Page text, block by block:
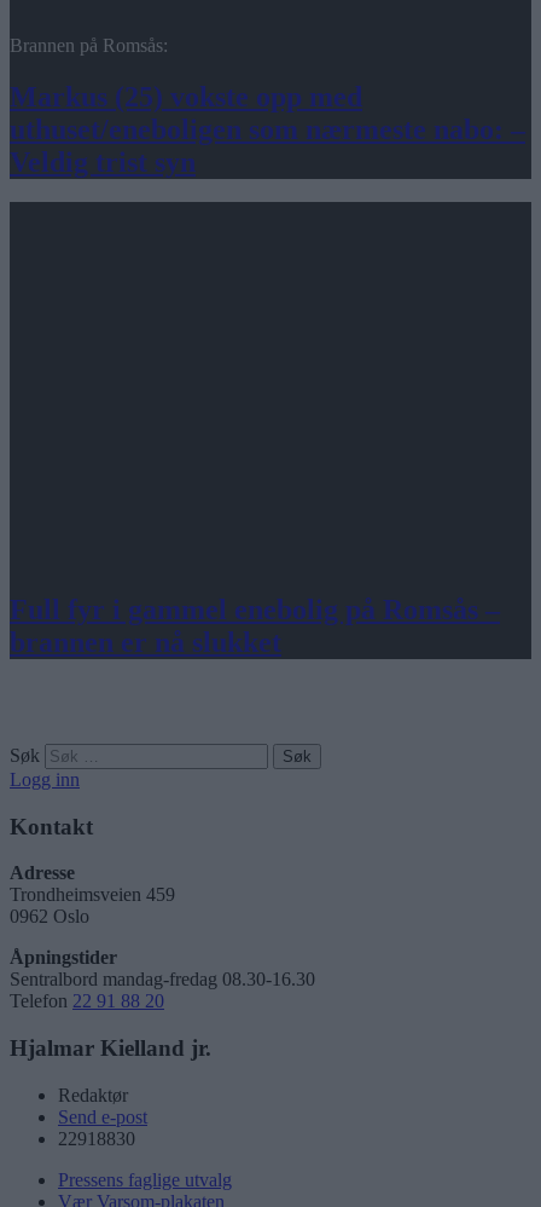
Brannen på Romsås:
Markus (25) vokste opp med
uthuset/eneboligen som nærmeste nabo: –
Veldig trist syn
Full fyr i gammel enebolig på Romsås –
brannen er nå slukket
Søk
Logg inn
Kontakt
Adresse
Trondheimsveien 459
0962 Oslo
Åpningstider
Sentralbord mandag-fredag 08.30-16.30
Telefon 22 91 88 20
Hjalmar Kielland jr.
Redaktør
Send e-post
22918830
Pressens faglige utvalg
Vær Varsom-plakaten